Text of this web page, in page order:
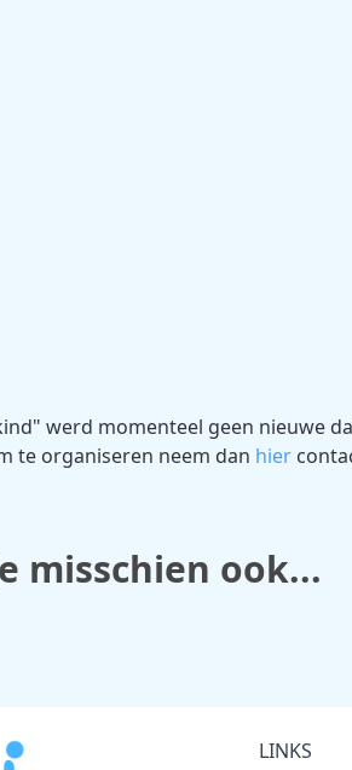
werd momenteel geen nieuwe
te organiseren neem dan hier
misschien ook...
LINKS